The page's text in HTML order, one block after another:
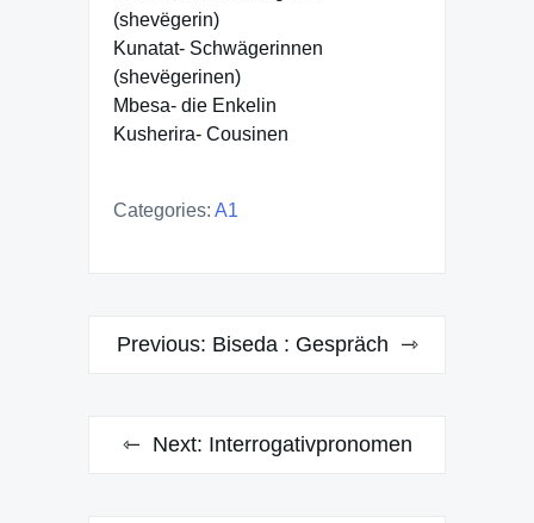
(shevëgerin)
Kunatat- Schwägerinnen
(shevëgerinen)
Mbesa- die Enkelin
Kusherira- Cousinen
Categories: A1
Post
Previous: Biseda : Gespräch
Next: Interrogativpronomen